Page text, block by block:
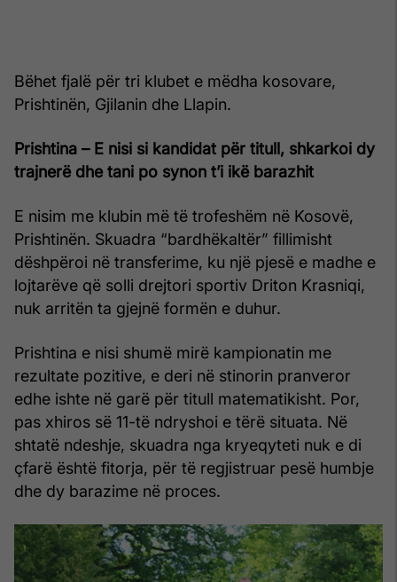
Bëhet fjalë për tri klubet e mëdha kosovare,
Prishtinën, Gjilanin dhe Llapin.
Prishtina – E nisi si kandidat për titull, shkarkoi dy
trajnerë dhe tani po synon t’i ikë barazhit
E nisim me klubin më të trofeshëm në Kosovë,
Prishtinën. Skuadra “bardhëkaltër” fillimisht
dëshpëroi në transferime, ku një pjesë e madhe e
lojtarëve që solli drejtori sportiv Driton Krasniqi,
nuk arritën ta gjejnë formën e duhur.
Prishtina e nisi shumë mirë kampionatin me
rezultate pozitive, e deri në stinorin pranveror
edhe ishte në garë për titull matematikisht. Por,
pas xhiros së 11-të ndryshoi e tërë situata. Në
shtatë ndeshje, skuadra nga kryeqyteti nuk e di
çfarë është fitorja, për të regjistruar pesë humbje
dhe dy barazime në proces.